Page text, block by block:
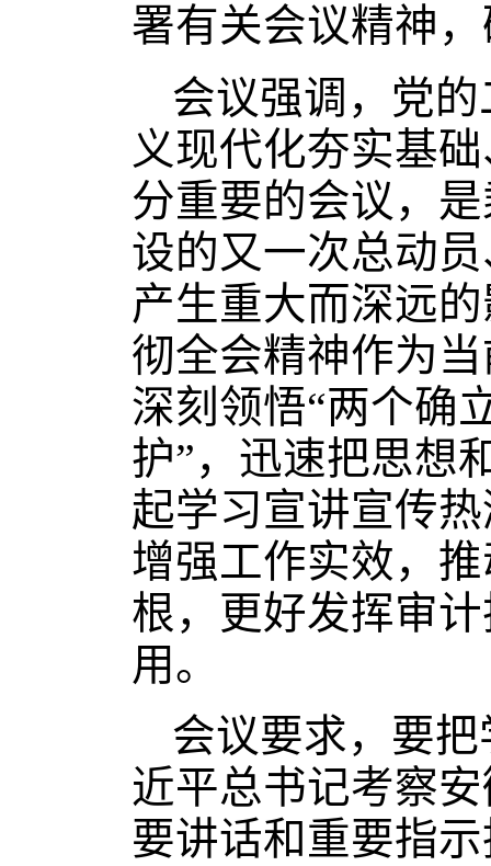
署有关会议精神
会议强调，党
义现代化夯实基
分重要的会议，
设的又一次总动
产生重大而深远
彻全会精神作为
深刻领悟“两个确
护”，迅速把思想
起学习宣讲宣传
增强工作实效，
根，更好发挥审
用。
会议要求，要
近平总书记考察
要讲话和重要指